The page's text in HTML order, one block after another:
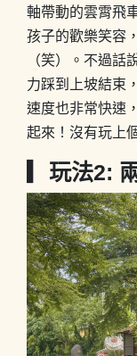
軸帶動的雲霄飛
孩子的歡樂笑容
（笑）。不過話
力踩到上坡結束
速度也非常快速
起來！沒有玩上
▎玩法2: